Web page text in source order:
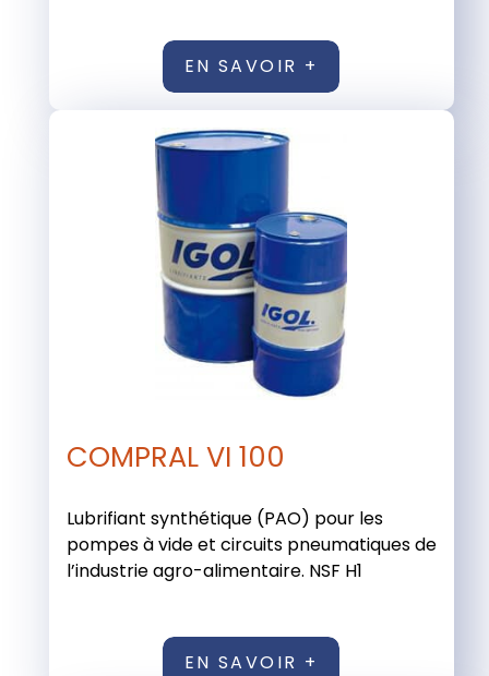
EN SAVOIR +
COMPRAL VI 100
Lubrifiant synthétique (PAO) pour les
pompes à vide et circuits pneumatiques de
l’industrie agro-alimentaire. NSF H1
EN SAVOIR +